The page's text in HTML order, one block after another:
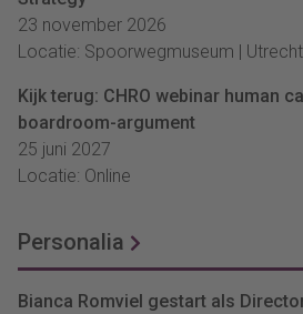
23 november 2026
Locatie: Spoorwegmuseum | Utrecht
Kijk terug: CHRO webinar human
boardroom-argument
25 juni 2027
Locatie: Online
Personalia
Bianca Romviel gestart als